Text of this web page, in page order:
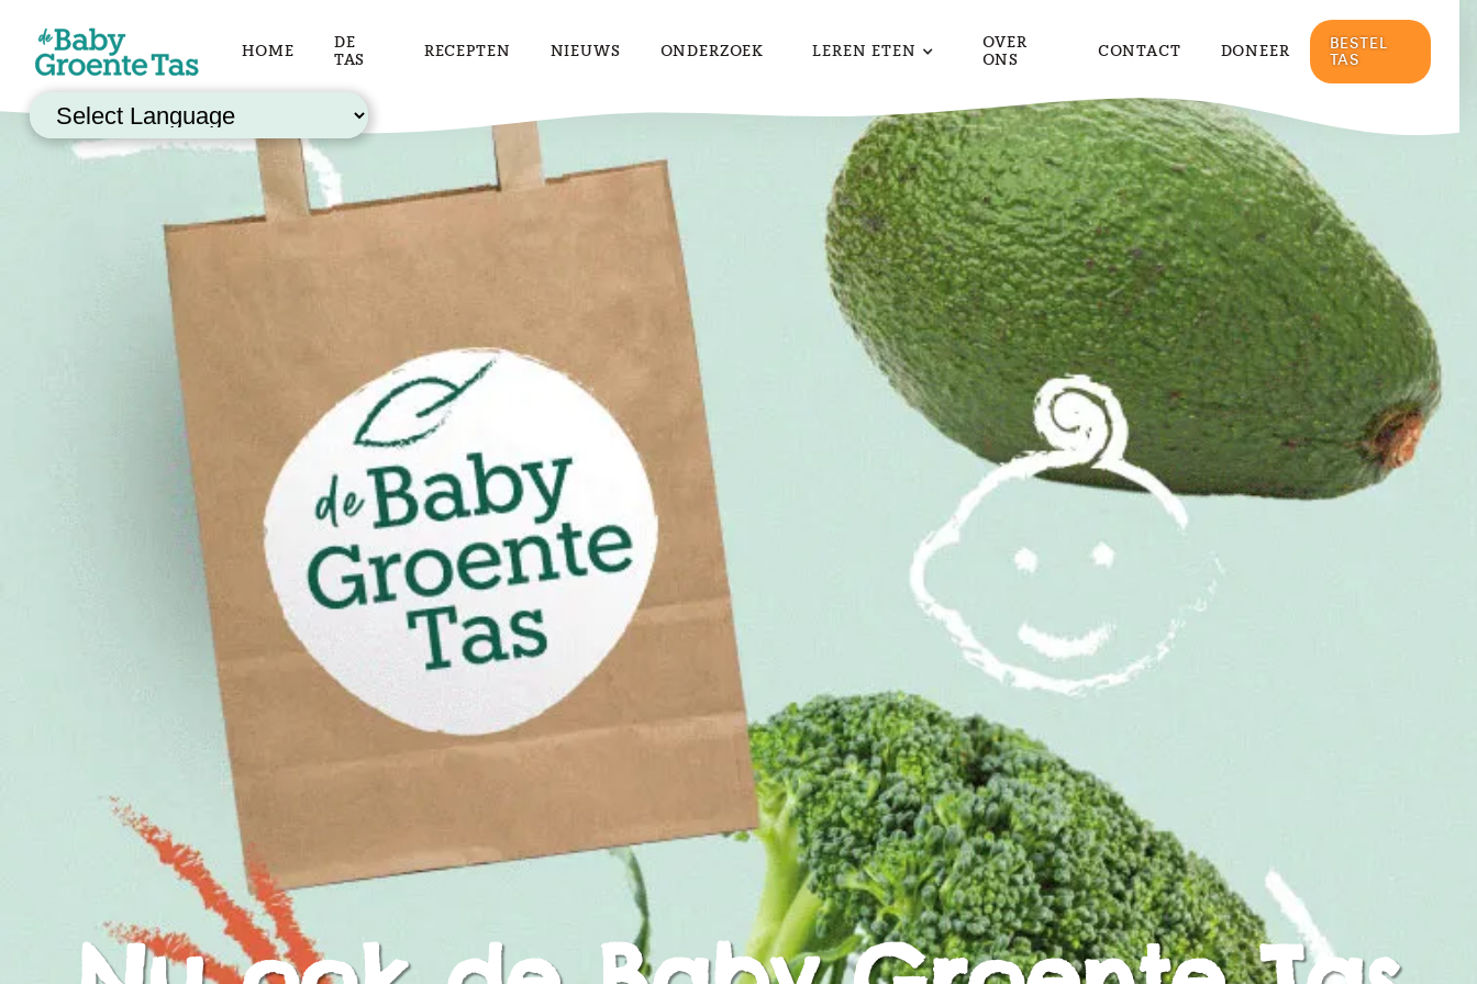
HOME
DE
TAS
RECEPTEN NIEUWS ONDERZOEK LEREN ETEN
OVER
ONS
CONTACT DONEER
BESTEL
TAS
Powered by